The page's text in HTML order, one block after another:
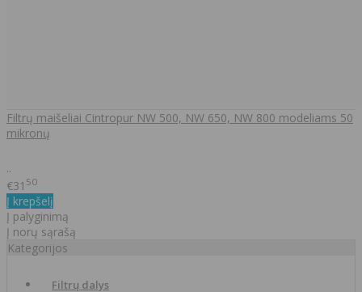
Filtrų maišeliai Cintropur NW 500, NW 650, NW 800 modeliams 50
mikronų
..
€31 50
Į krepšelį
Į palyginimą
Į norų sąrašą
Kategorijos
Filtrų dalys